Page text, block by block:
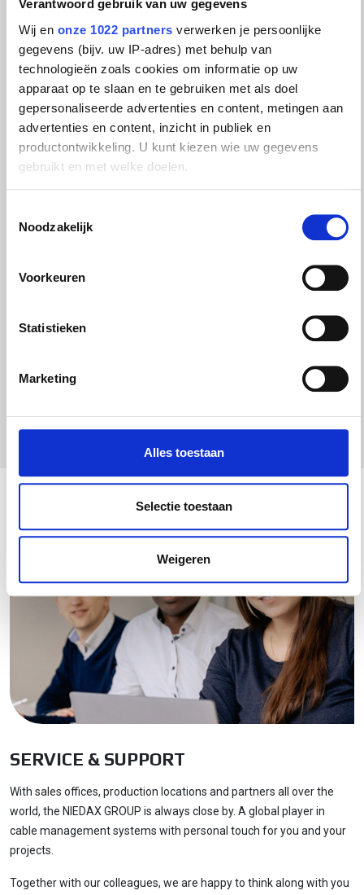
Verantwoord gebruik van uw gegevens
Wij en onze 1022 partners verwerken je persoonlijke
gegevens (bijv. uw IP-adres) met behulp van
technologieën zoals cookies om informatie op uw
apparaat op te slaan en te gebruiken met als doel
gepersonaliseerde advertenties en content, metingen aan
advertenties en content, inzicht in publiek en
productontwikkeling. U kunt kiezen wie uw gegevens
gebruikt en met welke doelen.
Informatie verzamelen over uw geografische locatie,
Uw apparaat identificeren door het actief te scannen
verwerkt en stel uw voorkeuren in het
detailgedeelte
in.
personaliseren, om functies voor social media te bieden
en om ons websiteverkeer te analyseren. Ook delen we
partners voor social media, adverteren en analyse. Deze
partners kunnen deze gegevens combineren met andere
verzameld op basis van uw gebruik van hun services.
Noodzakelijk
Voorkeuren
Statistieken
Marketing
Alles toestaan
Selectie toestaan
Weigeren
SERVICE & SUPPORT
With sales offices, production locations and partners all over the
world, the NIEDAX GROUP is always close by. A global player in
cable management systems with personal touch for you and your
projects.
Together with our colleagues, we are happy to think along with you